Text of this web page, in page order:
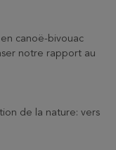
canoë-bivouac
notre rapport au
de la nature: vers